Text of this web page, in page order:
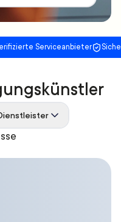
Serviceanbieter